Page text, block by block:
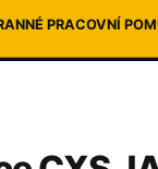
PRACOVNÍ